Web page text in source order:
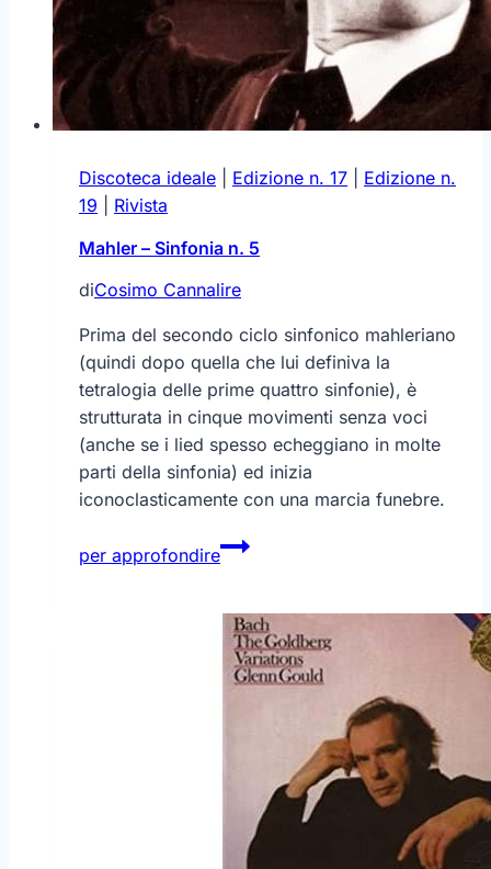
Discoteca ideale Edizione n. 17
Edizione n.
19
Rivista
Mahler – Sinfonia n. 5
diCosimo Cannalire
Prima del secondo ciclo sinfonico mahleriano
(quindi dopo quella che lui definiva la
tetralogia delle prime quattro sinfonie), è
strutturata in cinque movimenti senza voci
(anche se i lied spesso echeggiano in molte
parti della sinfonia) ed inizia
iconoclasticamente con una marcia funebre.
per approfondire
Mahler
–
n.